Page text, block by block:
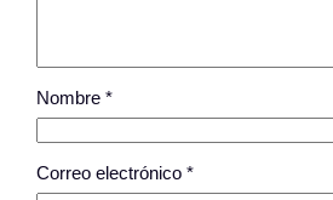
Nombre*
Correo electrónico*